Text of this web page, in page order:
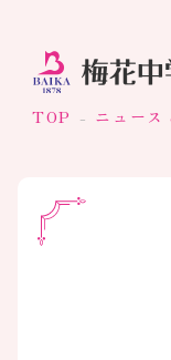
TOP ニュース